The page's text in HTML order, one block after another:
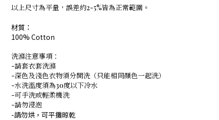
以上尺寸為平量，誤差約2-5%皆為正常範圍。
材質：
100% Cotton
洗滌注意事項：
-請套衣套洗滌
-深色及淺色衣物須分開洗（只能相同顏色一起洗）
-水洗溫度須為30度以下冷水
-可手洗或輕柔機洗
-請勿浸泡
-請勿烘，可平攤晾乾